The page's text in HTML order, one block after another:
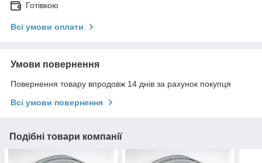
Готівкою
Всі умови оплати
Умови повернення
Повернення товару впродовж 14 днів за рахунок покупця
Всі умови повернення
Подібні товари компанії